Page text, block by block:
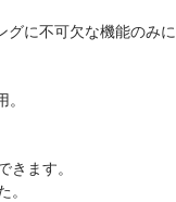
グに不可欠な機能のみに
ます。